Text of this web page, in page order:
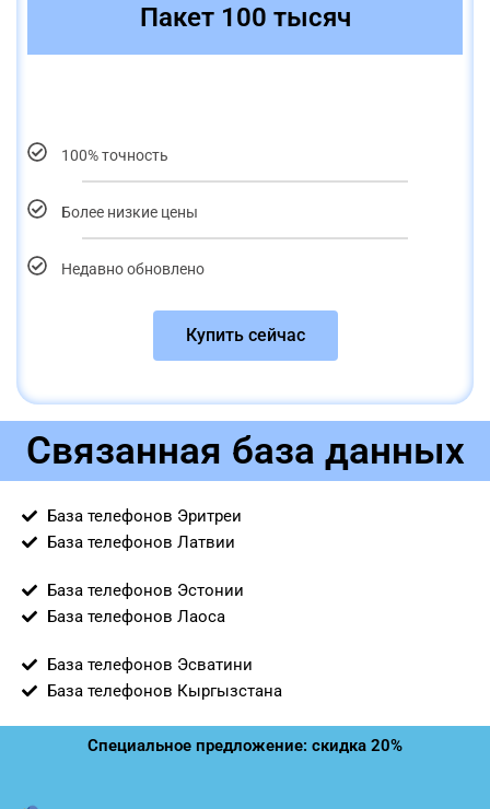
Пакет 100 тысяч
100% точность
Более низкие цены
Недавно обновлено
Купить сейчас
Связанная база данных
База телефонов Эритреи
База телефонов Латвии
База телефонов Эстонии
База телефонов Лаоса
База телефонов Эсватини
База телефонов Кыргызстана
Специальное предложение: скидка 20%